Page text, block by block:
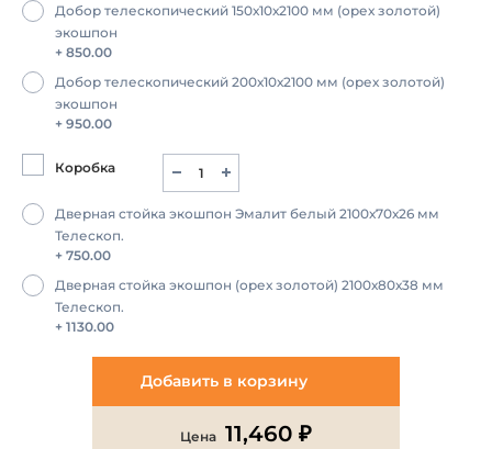
Добор телескопический 150х10х2100 мм (орех золотой)
экошпон
+ 850.00
Добор телескопический 200х10х2100 мм (орех золотой)
экошпон
+ 950.00
Коробка
Дверная стойка экошпон Эмалит белый 2100х70х26 мм
Телескоп.
+ 750.00
Дверная стойка экошпон (орех золотой) 2100х80х38 мм
Телескоп.
+ 1130.00
Добавить в корзину
Цена 11,460 ₽